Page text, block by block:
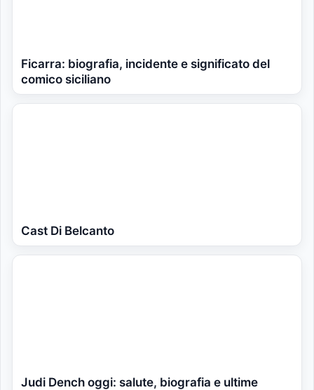
Ficarra: biografia, incidente e significato del
comico siciliano
Cast Di Belcanto
Judi Dench oggi: salute, biografia e ultime